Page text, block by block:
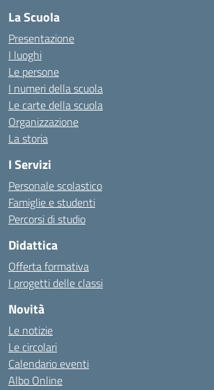
La Scuola
Presentazione
I luoghi
Le persone
I numeri della scuola
Le carte della scuola
Organizzazione
La storia
I Servizi
Personale scolastico
Famiglie e studenti
Percorsi di studio
Didattica
Offerta formativa
I progetti delle classi
Novità
Le notizie
Le circolari
Calendario eventi
Albo Online